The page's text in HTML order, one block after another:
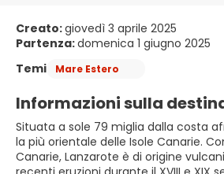
Creato:giovedì 3 aprile 2025
Partenza:domenica 1 giugno 2025
Temi
Mare Estero
Informazioni sulla
Situata a sole 79 miglia dalla costa
la più orientale delle Isole Canarie.
Canarie, Lanzarote è di origine